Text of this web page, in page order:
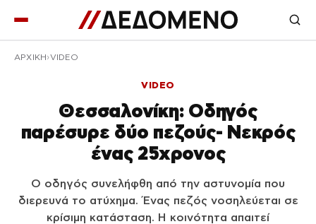
ΑΡΧΙΚΉ VIDEO
VIDEO
Θεσσαλονίκη: Οδηγός
παρέσυρε δύο πεζούς- Νεκρός
ένας 25χρονος
Ο οδηγός συνελήφθη από την αστυνομία που
διερευνά το ατύχημα. Ένας πεζός νοσηλεύεται σε
κρίσιμη κατάσταση. Η κοινότητα απαιτεί